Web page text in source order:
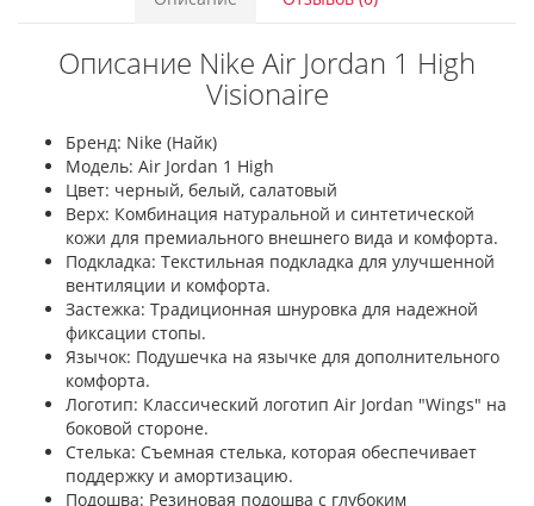
Описание Nike Air Jordan 1 High
Visionaire
Бренд: Nike (Найк)
Модель: Air Jordan 1 High
Цвет: черный, белый, салатовый
Верх: Комбинация натуральной и синтетической
кожи для премиального внешнего вида и комфорта.
Подкладка: Текстильная подкладка для улучшенной
вентиляции и комфорта.
Застежка: Традиционная шнуровка для надежной
фиксации стопы.
Язычок: Подушечка на язычке для дополнительного
комфорта.
Логотип: Классический логотип Air Jordan "Wings" на
боковой стороне.
Стелька: Съемная стелька, которая обеспечивает
поддержку и амортизацию.
Подошва: Резиновая подошва с глубоким